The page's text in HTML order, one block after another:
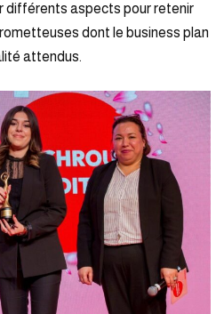
différents aspects pour retenir
dont le business plan
attendus.